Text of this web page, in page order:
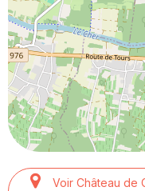
Voir Château de